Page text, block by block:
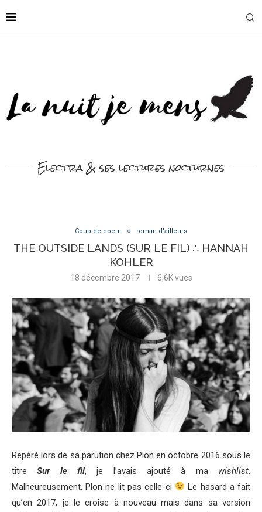
Electra & ses lectures nocturnes
Coup de coeur roman d'ailleurs
THE OUTSIDE LANDS (SUR LE FIL) ∴ HANNAH
KOHLER
18 décembre 2017 6,6Kvues
Repéré lors de sa parution chez Plon en octobre 2016 sous le
titreSur le fil, je l’avais ajouté à ma wishlist.
Malheureusement, Plon ne lit pas celle-ci
Le hasard a fait
qu’en 2017, je le croise à nouveau mais dans sa version